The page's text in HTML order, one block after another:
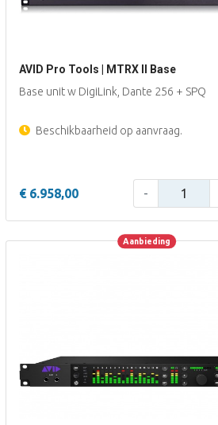
AVID Pro Tools | MTRX II Base
Base unit w DigiLink, Dante 256 + SPQ
Beschikbaarheid op aanvraag.
€ 6.958,00 -
Aanbieding Aanbieding